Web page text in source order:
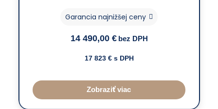
Garancia najnižšej ceny
14 490,00 € bez DPH
17 823€ s DPH
Zobraziť viac